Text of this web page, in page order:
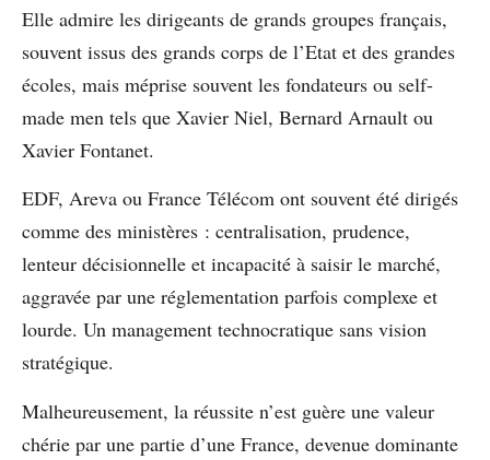
Elle admire les dirigeants de grands groupes français,
souvent issus des grands corps de l’Etat et des grandes
écoles, mais méprise souvent les fondateurs ou self-
made men tels que Xavier Niel, Bernard Arnault ou
Xavier Fontanet.
EDF, Areva ou France Télécom ont souvent été dirigés
comme des ministères : centralisation, prudence,
lenteur décisionnelle et incapacité à saisir le marché,
aggravée par une réglementation parfois complexe et
lourde. Un management technocratique sans vision
stratégique.
Malheureusement, la réussite n’est guère une valeur
chérie par une partie d’une France, devenue dominante